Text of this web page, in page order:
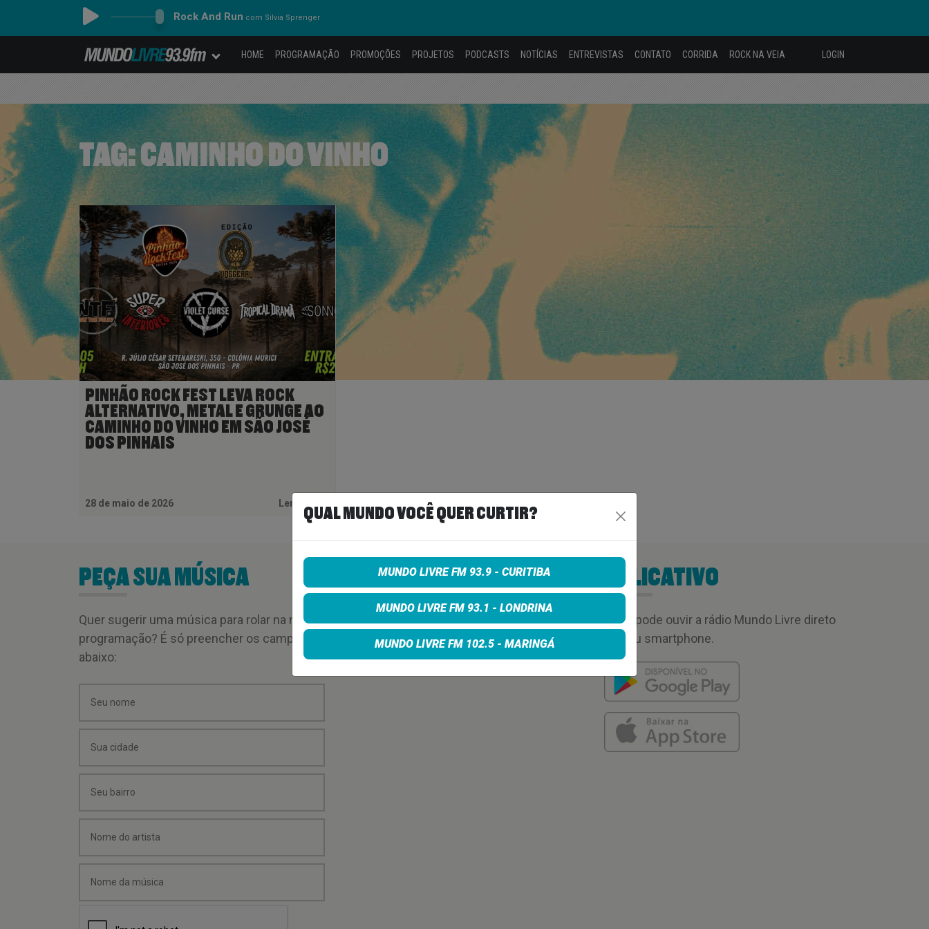
Rock And Run com Silvia Sprenger
HOME PROGRAMAÇÃO PROMOÇÕES PROJETOS PODCASTS NOTÍCIAS ENTREVISTAS CONTATO CORRIDA ROCK NA VEIA LOGIN
TAG:CAMINHO DO VINHO
PINHÃO ROCK FEST LEVA ROCK
ALTERNATIVO, METAL E GRUNGE AO
CAMINHO DO VINHO EM SÃO JOSÉ
DOS PINHAIS
28 de maio de 2026 Ler Mais
PEÇA SUA MÚSICA
Quer sugerir uma música para rolar na minha
programação? É só preencher os campos
abaixo:
APLICATIVO
Você pode ouvir a rádio Mundo Livre direto
no seu smartphone.
QUAL MUNDO VOCÊ QUER CURTIR?
MUNDO LIVRE FM 93.9 - CURITIBA
MUNDO LIVRE FM 93.1 - LONDRINA
MUNDO LIVRE FM 102.5 - MARINGÁ